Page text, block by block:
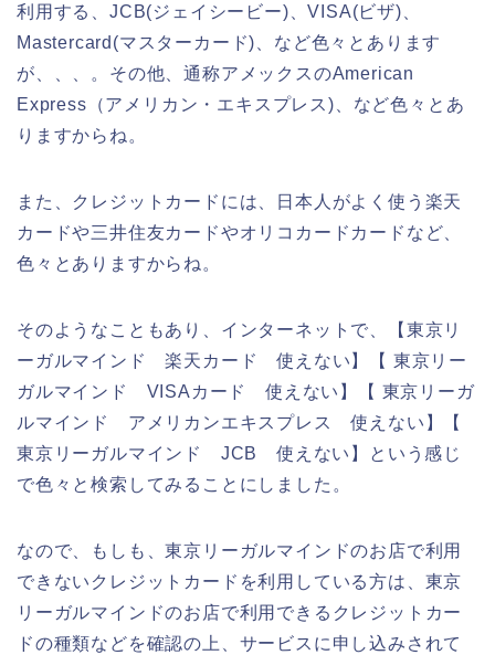
利用する、JCB(ジェイシービー)、VISA(ビザ)、
Mastercard(マスターカード)、など色々とあります
が、、、。その他、通称アメックスのAmerican
Express（アメリカン・エキスプレス)、など色々とあ
りますからね。
また、クレジットカードには、日本人がよく使う楽天
カードや三井住友カードやオリコカードカードなど、
色々とありますからね。
そのようなこともあり、インターネットで、【東京リ
ーガルマインド 楽天カード 使えない】【 東京リー
ガルマインド VISAカード 使えない】【 東京リーガ
ルマインド アメリカンエキスプレス 使えない】【
東京リーガルマインド JCB 使えない】という感じ
で色々と検索してみることにしました。
なので、もしも、東京リーガルマインドのお店で利用
できないクレジットカードを利用している方は、東京
リーガルマインドのお店で利用できるクレジットカー
ドの種類などを確認の上、サービスに申し込みされて